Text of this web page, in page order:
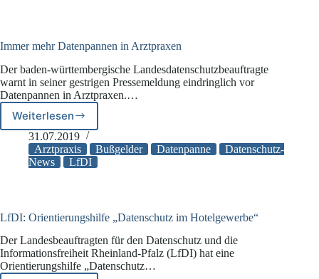
führen
Immer mehr Datenpannen in Arztpraxen
Der baden-württembergische Landesdatenschutzbeauftragte
warnt in seiner gestrigen Pressemeldung eindringlich vor
Datenpannen in Arztpraxen.…
Weiterlesen
Immer
mehr
Datenpannen
in
31.07.2019
Arztpraxis
Bußgelder Datenpanne
Datenschutz-
News
LfDI
LfDI: Orientierungshilfe „Datenschutz im Hotelgewerbe“
Der Landesbeauftragten für den Datenschutz und die
Informationsfreiheit Rheinland-Pfalz (LfDI) hat eine
Orientierungshilfe „Datenschutz…